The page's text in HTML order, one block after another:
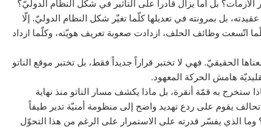
بل أما يزال قادراً على التأثير في شكل النظام الدوليّ؟
بل بمرونته في تعديلها كلّما تغيّر شكل النظام الدوليّ. إلّا
اتّسعت وظائف الحلف، ازدادت صعوبة تعريف هويّته، وكلّما ازداد
الحقيقيّ. فهي لا تختبر قراراً جديداً فقط، بل تختبر موقع الناتو
هامش الحركة المعهود.
ستخرج به قمّة أنقرة، بل ماذا يكشف مسار الناتو منذ نهاية
يقوم على ردع تهديد واضح إلى منظومة أمنيّة تدير طيفاً
وما الذي يفسّر قدرته على الاستمرار على الرغم من هذا التحوّل